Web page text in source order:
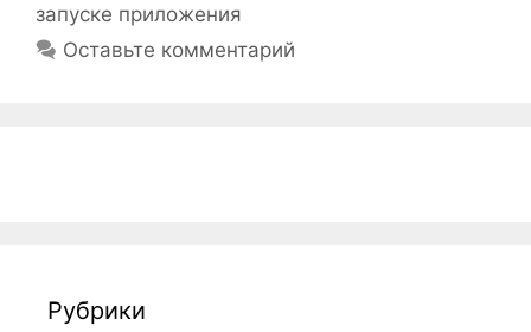
запуске приложения
Оставьте комментарий
Рубрики